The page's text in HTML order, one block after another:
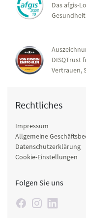
Das afgis-
DISQTrust
Vertrauen,
Rechtliches
Impressum
Allgemeine
Datenschutzerklärung
Cookie-Einstellungen
Folgen Sie uns